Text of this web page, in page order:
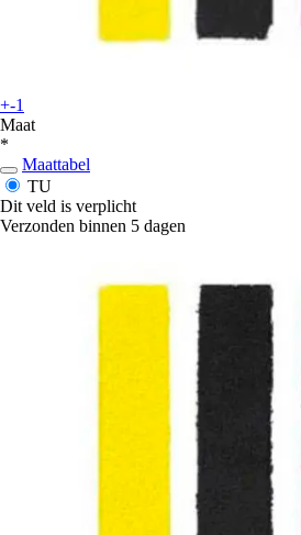
+-1
Maat
*
Maattabel
TU
Dit veld is verplicht
Verzonden binnen 5 dagen